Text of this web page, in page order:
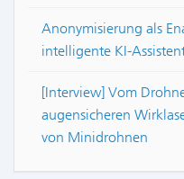
Anonymisierung als
intelligente KI-
[Interview] Vom
augensicheren
von Minidrohnen